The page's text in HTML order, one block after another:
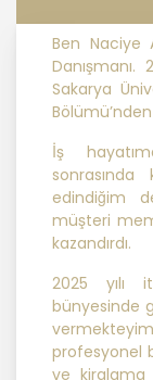
1.
Kişisel
Bulunma
A.Ş..;
etmekle
amacı
Ben Naciye
Sakarya
İş
edindiğim
müşteri
kazandırdı.
2025 yılı
bünyesinde
profesyonel
ve kiralama